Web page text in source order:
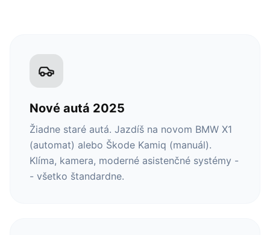
Nové autá 2025
Žiadne staré autá. Jazdíš na novom BMW X1
(automat) alebo Škode Kamiq (manuál).
Klíma, kamera, moderné asistenčné systémy -
- všetko štandardne.